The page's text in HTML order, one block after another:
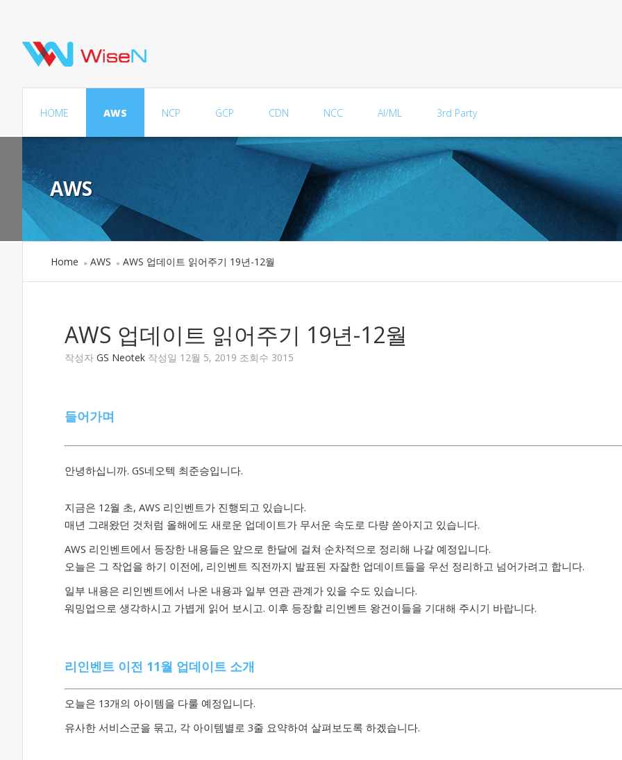
HOME AWS NCP GCP CDN NCC AI/ML 3rd Party
AWS
Home » AWS » AWS 업데이트 읽어주기 19년-12월
AWS 업데이트 읽어주기 19년-12월
작성자 GS Neotek 작성일 12월 5, 2019 조회수 3015
들어가며
안녕하십니까. GS네오텍 최준승입니다.
지금은 12월 초, AWS 리인벤트가 진행되고 있습니다.
매년 그래왔던 것처럼 올해에도 새로운 업데이트가 무서운 속도로 다량 쏟아지고 있습니다.
AWS 리인벤트에서 등장한 내용들은 앞으로 한달에 걸쳐 순차적으로 정리해 나갈 예정입니다.
오늘은 그 작업을 하기 이전에, 리인벤트 직전까지 발표된 자잘한 업데이트들을 우선 정리하고 넘어가려고 합니다.
일부 내용은 리인벤트에서 나온 내용과 일부 연관 관계가 있을 수도 있습니다.
워밍업으로 생각하시고 가볍게 읽어 보시고. 이후 등장할 리인벤트 왕건이들을 기대해 주시기 바랍니다.
리인벤트 이전 11월 업데이트 소개
오늘은 13개의 아이템을 다룰 예정입니다.
유사한 서비스군을 묶고, 각 아이템별로 3줄 요약하여 살펴보도록 하겠습니다.